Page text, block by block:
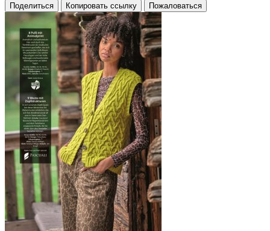
Поделиться Копировать ссылку Пожаловаться